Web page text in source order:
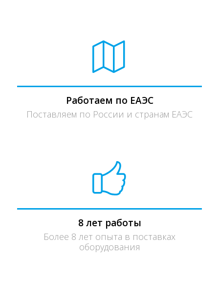
Работаем по ЕАЭС
Поставляем по России и странам ЕАЭС
8 лет работы
Более 8 лет опыта в поставках
оборудования